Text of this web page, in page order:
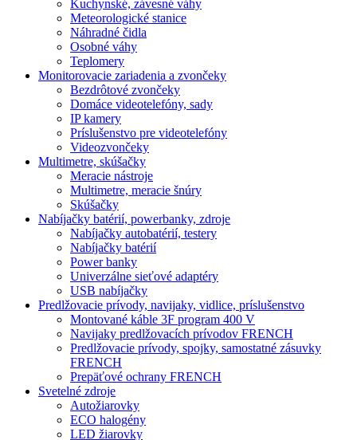
Kuchynské, závesné váhy
Meteorologické stanice
Náhradné čidla
Osobné váhy
Teplomery
Monitorovacie zariadenia a zvončeky
Bezdrôtové zvončeky
Domáce videotelefóny, sady
IP kamery
Príslušenstvo pre videotelefóny
Videozvončeky
Multimetre, skúšačky
Meracie nástroje
Multimetre, meracie šnúry
Skúšačky
Nabíjačky batérií, powerbanky, zdroje
Nabíjačky autobatérií, testery
Nabíjačky batérií
Power banky
Univerzálne sieťové adaptéry
USB nabíjačky
Predlžovacie prívody, navijaky, vidlice, príslušenstvo
Montované káble 3F program 400 V
Navijaky predlžovacích prívodov FRENCH
Predlžovacie prívody, spojky, samostatné zásuvky
FRENCH
Prepäťové ochrany FRENCH
Svetelné zdroje
Autožiarovky
ECO halogény
LED žiarovky